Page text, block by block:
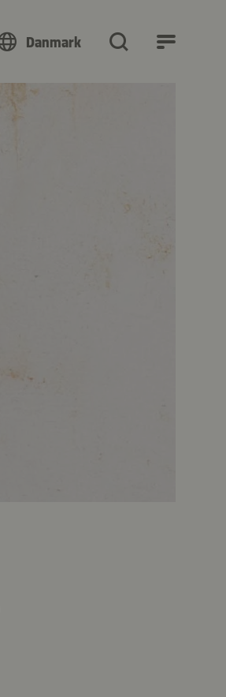
Danmark